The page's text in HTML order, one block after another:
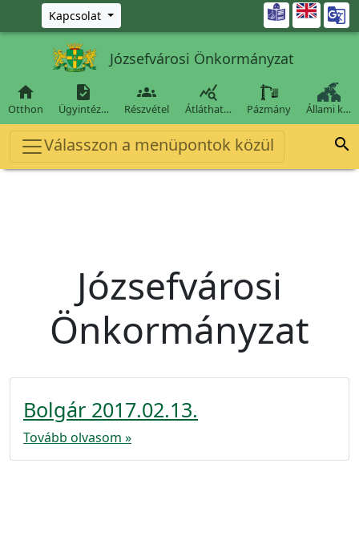
Ugrás a fő tartalomra
Kapcsolat 
Józsefvárosi Önkormányzat

Otthon

Ügyintéz…

Részvétel

Átláthat… Pázmány Állami k…
Válasszon a menüpontok közül 
Józsefvárosi
Önkormányzat
Bolgár 2017.02.13.
Tovább olvasom »